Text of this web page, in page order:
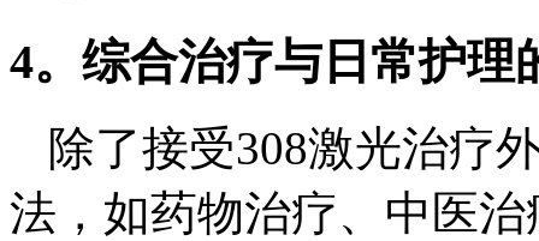
4。综合治疗与日常护理
除了接受308激光治疗
法，如药物治疗、中医